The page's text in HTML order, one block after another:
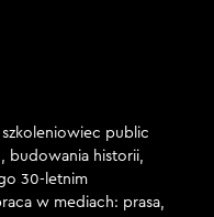
szkoleniowiec public
budowania historii,
30-letnim
w mediach: prasa,